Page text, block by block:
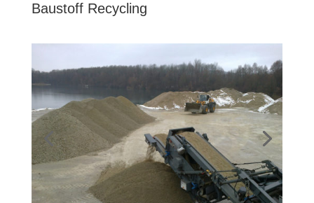
Baustoff Recycling